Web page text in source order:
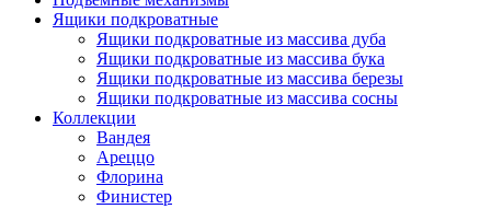
Ящики подкроватные
Ящики подкроватные из массива дуба
Ящики подкроватные из массива бука
Ящики подкроватные из массива березы
Ящики подкроватные из массива сосны
Коллекции
Вандея
Ареццо
Флорина
Финистер